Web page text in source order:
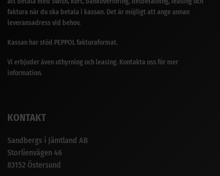
faktura när du ska betala i kassan. Det är möjligt att ange annan
leveransadress vid behov.
Kassan har stöd PEPPOL fakturaformat.
Vi erbjuder även uthyrning och leasing. Kontakta oss för mer
information.
KONTAKT
Sandbergs i Jämtland AB
Storlienvägen 46
83152 Östersund